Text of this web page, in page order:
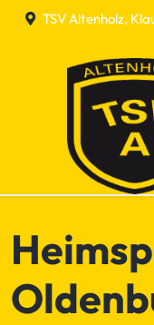
Skip
TSV Altenholz,